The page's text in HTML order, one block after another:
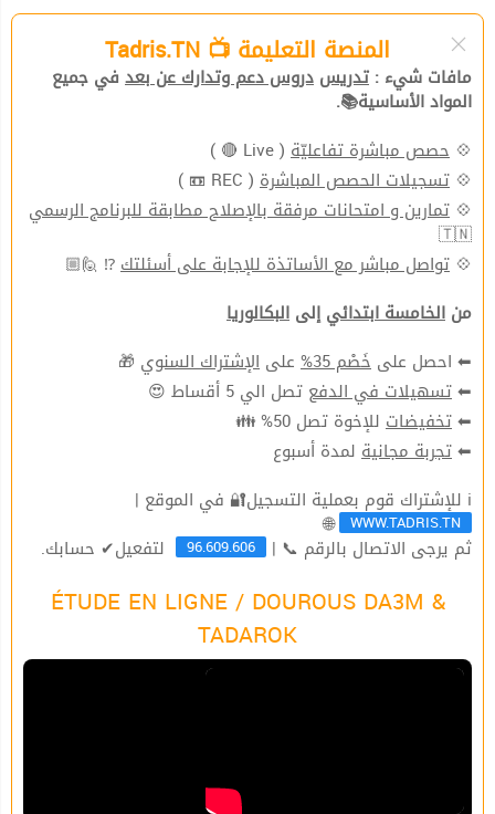
المنصة التعليمة 📺 Tadris.TN
مافات شيء : تدريس دروس دعم وتدارك عن بعد في جميع
المواد الأساسية📚.
💠 حصص مباشرة تفاعليّة ( Live 🔴 )
💠 تسجيلات الحصص المباشرة ( REC 📼 )
💠 تمارين و امتحانات مرفقة بالإصلاح مطابقة للبرنامج الرسمي
🇹🇳
💠 تواصل مباشر مع الأساتذة للإجابة على أسئلتك⁉ 🙋🏼
من الخامسة ابتدائي إلى البكالوريا
⬅ احصل على خَصْم 35% على الإشتراك السنوي 🎁
⬅تسهيلات في الدفع تصل الي 5 أقساط 😍
⬅تخفيضات للإخوة تصل 50% 👪
⬅تجربة مجانية لمدة أسبوع
ℹ للإشتراك قوم بعملية التسجيل🔐 في الموقع |
WWW.TADRIS.TN
🌐
ثم يرجى الاتصال بالرقم 📞 | 96.609.606 لتفعيل✔ حسابك.
ÉTUDE EN LIGNE / DOUROUS DA3M &
TADAROK